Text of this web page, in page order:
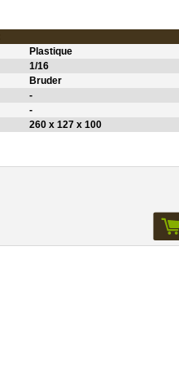
Plastique
1/16
Bruder
-
-
260 x 127 x 100